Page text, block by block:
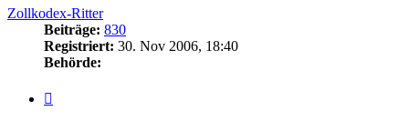
Zollkodex-Ritter
Beiträge: 830
Registriert: 30. Nov 2006, 18:40
Behörde: